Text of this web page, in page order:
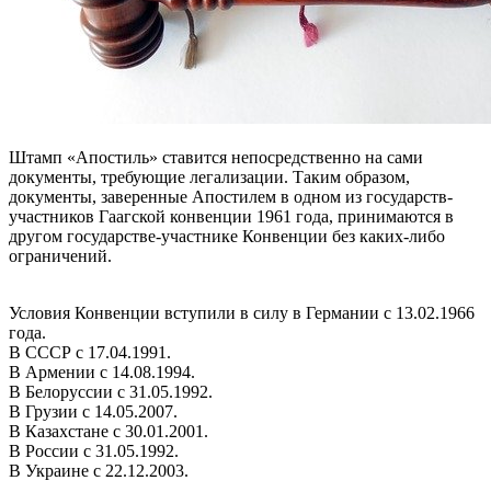
Штамп «Апостиль» ставится непосредственно на сами
документы, требующие легализации. Таким образом,
документы, заверенные Апостилем в одном из государств-
участников Гаагской конвенции 1961 года, принимаются в
другом государстве-участнике Конвенции без каких-либо
ограничений.
Условия Конвенции вступили в силу в Германии с 13.02.1966
года.
В СССР с 17.04.1991.
В Армении с 14.08.1994.
В Белоруссии с 31.05.1992.
В Грузии с 14.05.2007.
В Казахстане с 30.01.2001.
В России с 31.05.1992.
В Украине с 22.12.2003.